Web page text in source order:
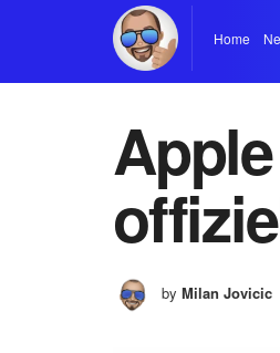
Home
by Milan Jovicic